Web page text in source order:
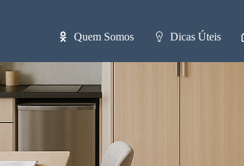
Quem Somos Dicas Úteis